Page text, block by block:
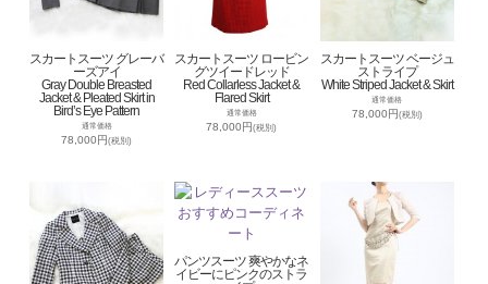
スカートスーツ グレーバ
ーズアイ
Gray Double Breasted
Jacket & Pleated Skirt in
Bird’s Eye Pattern
通常価格
78,000円(税別)
スカートスーツ ロービン
グツイードレッド
Red Collarless Jacket &
Flared Skirt
通常価格
78,000円(税別)
スカートスーツ ベージュ
ストライプ
White Striped Jacket & Skirt
通常価格
78,000円(税別)
パンツスーツ 爽やかなネ
イビーにピンクのストラ